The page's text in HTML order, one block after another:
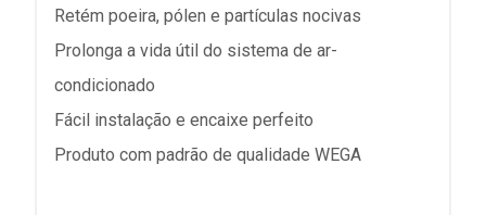
Retém poeira, pólen e partículas nocivas
Prolonga a vida útil do sistema de ar-
condicionado
Fácil instalação e encaixe perfeito
Produto com padrão de qualidade WEGA